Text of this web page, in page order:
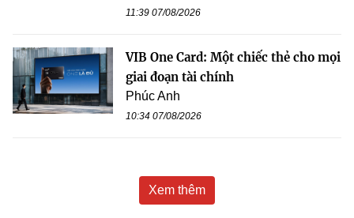
11:39 07/08/2026
VIB One Card: Một chiếc thẻ cho mọi
giai đoạn tài chính
Phúc Anh
10:34 07/08/2026
Xem thêm